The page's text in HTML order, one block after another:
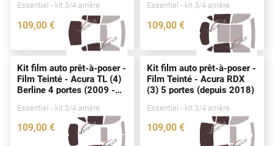
Mini
Opel
Peugeot
Essentiel - kit 3/4 arrière
109,00 €
4837-ACU
Essentiel - kit 3/4 arrière
109,00 €
4698-ACU
Kit film auto prêt-à-poser -
Film Teinté - Acura TL (4)
Berline 4portes (2009 -
Essentiel - kit 3/4 arrière
109,00 €
0025-ACU
Kit film auto prêt-à-poser -
Film Teinté - Acura RDX
(3) 5portes (depuis 2018)
Essentiel - kit 3/4 arrière
109,00 €
4214-ACU